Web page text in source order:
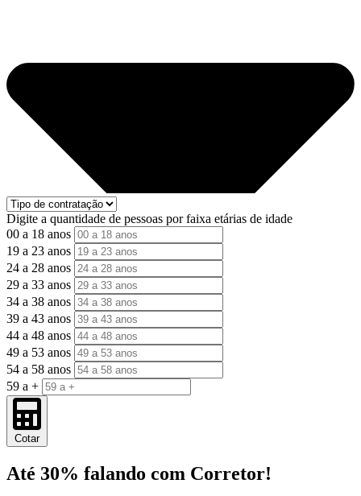
Digite a quantidade de pessoas por faixa etárias de idade
00 a 18 anos
19 a 23 anos
24 a 28 anos
29 a 33 anos
34 a 38 anos
39 a 43 anos
44 a 48 anos
49 a 53 anos
54 a 58 anos
59 a +
Cotar
Até 30% falando com Corretor!